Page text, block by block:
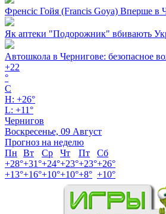
Френсіс Гойя (Francis Goya) Вперше в
Як аптеки "Подорожник" вбивають
Автошкола в Чернигове: безопасное
+22
°
C
H: +26°
L: +11°
Чернигов
Воскресенье, 09 Август
Прогноз на неделю
Пн
Вт Ср Чт Пт
Сб
+28°+31°+24°+23°+23°+26°
+13°+16°+10°+10°+8° +10°